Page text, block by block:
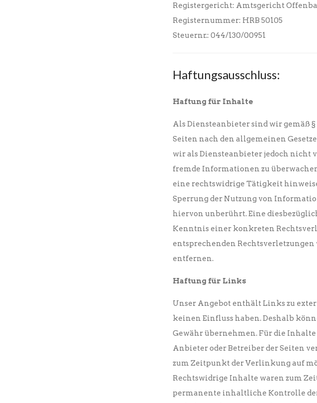
Registergericht: Amtsgericht
Registernummer: HRB 50105
Steuernr.: 044/130/00951
Haftungsausschluss:
Haftung für Inhalte
Als Diensteanbieter sind wir gemäß
Seiten nach den allgemeinen
wir als Diensteanbieter jedoch nicht
fremde Informationen zu
eine rechtswidrige Tätigkeit
Sperrung der Nutzung von
hiervon unberührt. Eine
Kenntnis einer konkreten
entsprechenden
entfernen.
Haftung für Links
Unser Angebot enthält Links zu
keinen Einfluss haben. Deshalb
Gewähr übernehmen. Für die
Anbieter oder Betreiber der Seiten
zum Zeitpunkt der Verlinkung auf
Rechtswidrige Inhalte waren zum
permanente inhaltliche Kontrolle